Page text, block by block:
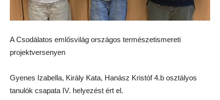
A Csodálatos emlősvilág országos természetismereti
projektversenyen
Gyenes Izabella, Király Kata, Hanász Kristóf 4.b osztályos
tanulók csapata IV. helyezést ért el.